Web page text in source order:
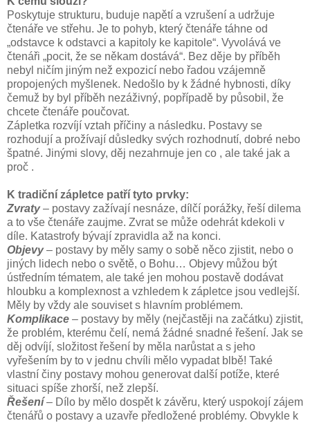
Poskytuje strukturu, buduje napětí a vzrušení a udržuje
čtenáře ve střehu. Je to pohyb, který čtenáře táhne od
„odstavce k odstavci a kapitoly ke kapitole“. Vyvolává ve
čtenáři „pocit, že se někam dostává“. Bez děje by příběh
nebyl ničím jiným než expozicí nebo řadou vzájemně
propojených myšlenek. Nedošlo by k žádné hybnosti, díky
čemuž by byl příběh nezáživný, popřípadě by působil, že
chcete čtenáře poučovat.
Zápletka rozvíjí vztah příčiny a následku. Postavy se
rozhodují a prožívají důsledky svých rozhodnutí, dobré nebo
špatné. Jinými slovy, děj nezahrnuje jen co , ale také jak a
proč .
K tradiční zápletce patří tyto prvky:
Zvraty– postavy zažívají nesnáze, dílčí porážky, řeší dilema
a to vše čtenáře zaujme. Zvrat se může odehrát kdekoli v
díle. Katastrofy bývají zpravidla až na konci.
Objevy– postavy by měly samy o sobě něco zjistit, nebo o
jiných lidech nebo o světě, o Bohu… Objevy můžou být
ústředním tématem, ale také jen mohou postavě dodávat
hloubku a komplexnost a vzhledem k zápletce jsou vedlejší.
Měly by vždy ale souviset s hlavním problémem.
Komplikace – postavy by měly (nejčastěji na začátku) zjistit,
že problém, kterému čelí, nemá žádné snadné řešení. Jak se
děj odvíjí, složitost řešení by měla narůstat a s jeho
vyřešením by to v jednu chvíli mělo vypadat blbě! Také
vlastní činy postavy mohou generovat další potíže, které
situaci spíše zhorší, než zlepší.
Řešení– Dílo by mělo dospět k závěru, který uspokojí zájem
čtenářů o postavy a uzavře předložené problémy. Obvykle k